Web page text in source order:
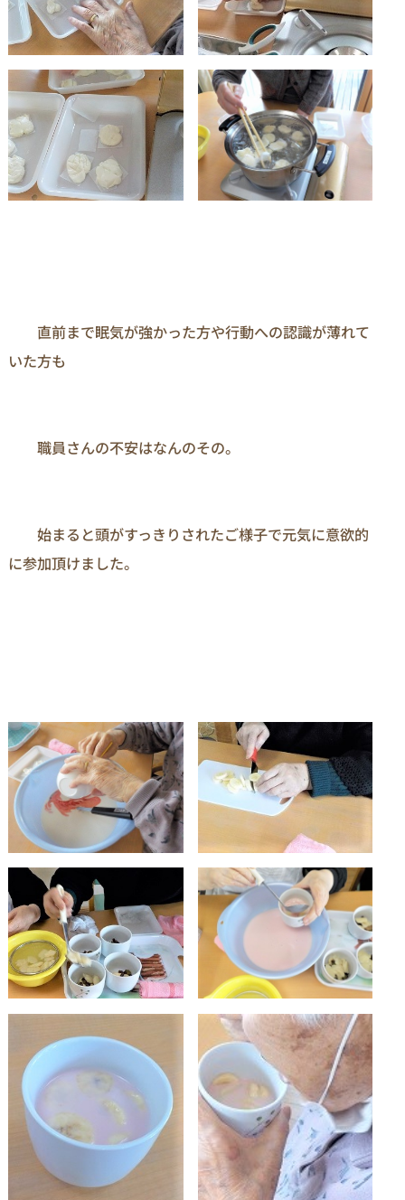
直前まで眠気が強かった方や行動への認識が薄れて
いた方も
職員さんの不安はなんのその。
始まると頭がすっきりされたご様子で元気に意欲的
に参加頂けました。